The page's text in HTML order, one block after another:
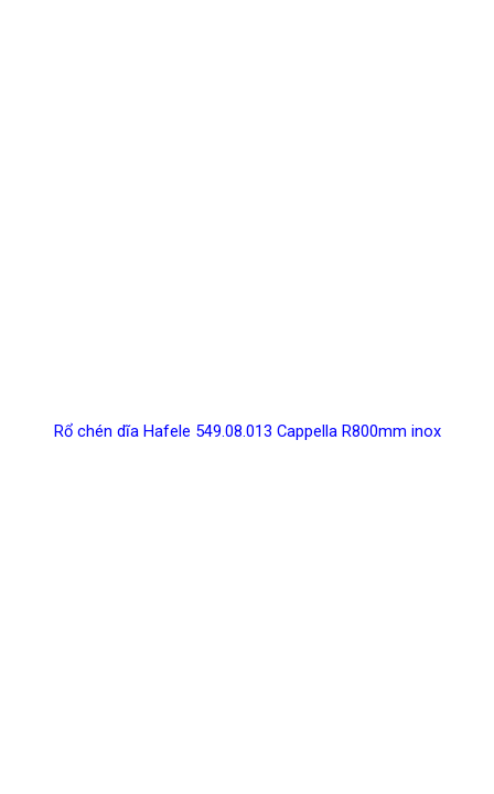
Rổ chén dĩa Hafele 549.08.013 Cappella R800mm inox